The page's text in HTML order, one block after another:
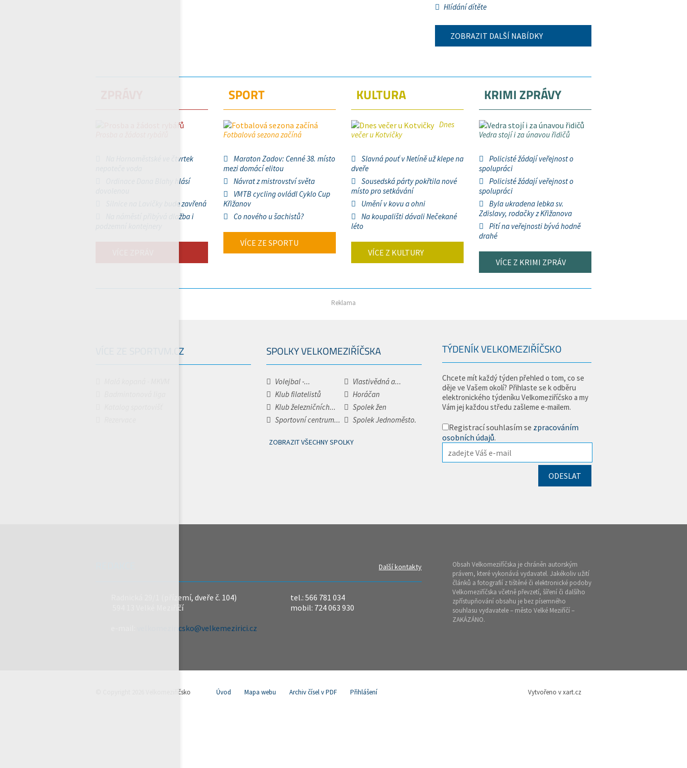
Hlídání dítěte
ZOBRAZIT DALŠÍ NABÍDKY
Na Hornoměstské ve čtvrtek
Ordinace Dana Blahy hlásí
Silnice na Lavičky bude zavřená
Na náměstí přibývá dlažba i
SPORT
Fotbalová sezona začíná
Maraton Zadov: Cenné 38. místo
mezi domácí elitou
Návrat z mistrovství světa
VMTB cycling ovládl Cyklo Cup
Křižanov
Co nového u šachistů?
VÍCE ZE SPORTU
KULTURA
Dnes
večer u Kotvičky
Slavná pouť v Netíně už klepe na
dveře
Sousedská párty pokřtila nové
místo pro setkávání
Umění v kovu a ohni
Na koupališti dávali Nečekané
léto
VÍCE Z KULTURY
KRIMI ZPRÁVY
Vedra stojí i za únavou řidičů
Policisté žádají veřejnost o
spolupráci
Policisté žádají veřejnost o
spolupráci
Byla ukradena lebka sv.
Zdislavy, rodačky z Křižanova
Pití na veřejnosti bývá hodně
drahé
VÍCE Z KRIMI ZPRÁV
Reklama
VÍCE ZE SPORTVM.CZ SPOLKY VELKOMEZIŘÍČSKA
Volejbal -...
Vlastivědná a...
Klub filatelistů
Horáčan
Klub železničních...
Spolek žen
Sportovní centrum...
Spolek Jednoměsto.
ZOBRAZIT VŠECHNY SPOLKY
TÝDENÍK VELKOMEZIŘÍČSKO
Chcete mít každý týden přehled o tom, co se
děje ve Vašem okolí? Přihlaste se k odběru
elektronického týdeníku Velkomeziříčsko a my
Vám jej každou středu zašleme e-mailem.
Registrací souhlasím se zpracováním
osobních údajů.
Další kontakty
Radnická 29/1 (přízemí, dveře č. 104)
594 13 Velké Meziříčí
velkomeziricsko@velkemezirici.cz
tel.: 566 781 034
mobil: 724 063 930
Obsah Velkomeziříčska je chráněn autorským
právem, které vykonává vydavatel. Jakékoliv užití
článků a fotografií z tištěné či elektronické podoby
Velkomeziříčska včetně převzetí, šíření či dalšího
zpřístupňování obsahu je bez písemného
souhlasu vydavatele – město Velké Meziříčí –
ZAKÁZÁNO.
© Copyright 2026 Velkomeziříčsko Úvod Mapa webu Archiv čísel v PDF Přihlášení Vytvořeno v xart.cz